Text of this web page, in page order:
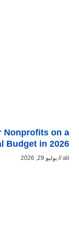
Nonprofits on a
Budget in 2026
ali يوليو 29, 2026